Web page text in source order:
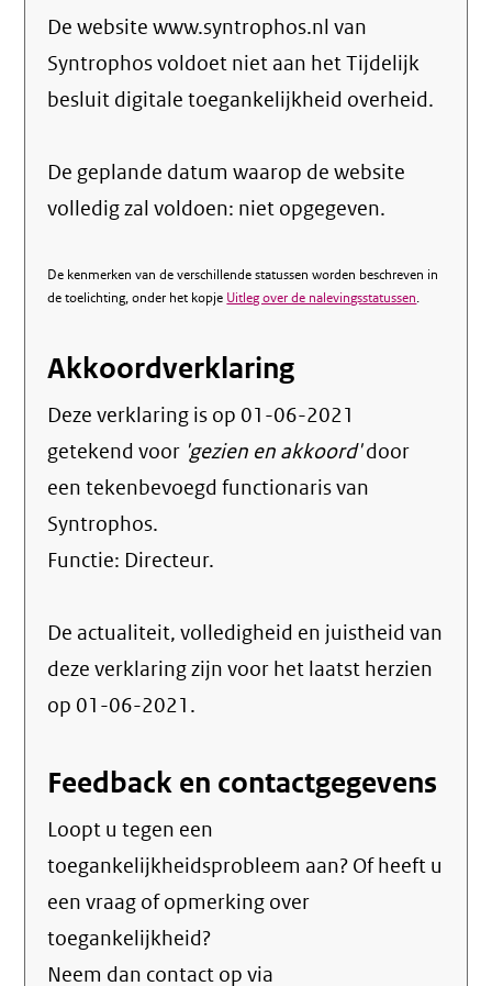
De website www.syntrophos.nl van
Syntrophos voldoet niet aan het Tijdelijk
besluit digitale toegankelijkheid overheid.
De geplande datum waarop de website
volledig zal voldoen: niet opgegeven.
De kenmerken van de verschillende statussen worden beschreven in
de toelichting, onder het kopje Uitleg over de nalevingsstatussen.
Akkoordverklaring
Deze verklaring is op 01-06-2021
getekend voor 'gezien en akkoord'door
een tekenbevoegd functionaris van
Syntrophos.
Functie: Directeur.
De actualiteit, volledigheid en juistheid van
deze verklaring zijn voor het laatst herzien
op 01-06-2021.
Feedback en contactgegevens
Loopt u tegen een
toegankelijkheidsprobleem aan? Of heeft u
een vraag of opmerking over
toegankelijkheid?
Neem dan contact op via